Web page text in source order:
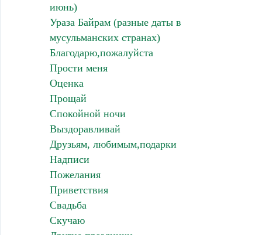
июнь)
Ураза Байрам (разные даты в
мусульманских странах)
Благодарю,пожалуйста
Прости меня
Оценка
Прощай
Спокойной ночи
Выздоравливай
Друзьям, любимым,подарки
Надписи
Пожелания
Приветствия
Свадьба
Скучаю